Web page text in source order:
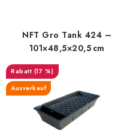
NFT Gro Tank 424 –
101×48,5×20,5 cm
(17 %)
Ausverkauf